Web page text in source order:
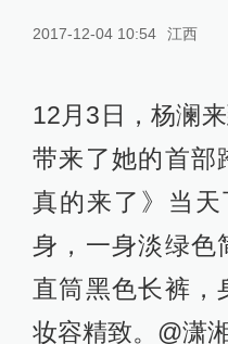
2017-12-04 10:54 江西
12月3日，杨澜
带来了她的首部
真的来了》当
身，一身淡绿色
直筒黑色长裤，
妆容精致。@潇